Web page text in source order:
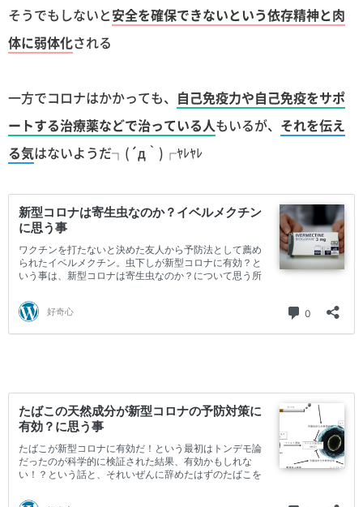
そうでもしないと安全を確保できないという依存精神と肉
体に弱体化される
一方でコロナはかかっても、 自己免疫力や自己免疫をサポ
ートする治療薬などで治っている人もいるが、 それを伝え
る気はないようだ┐(´д｀)┌ﾔﾚﾔﾚ